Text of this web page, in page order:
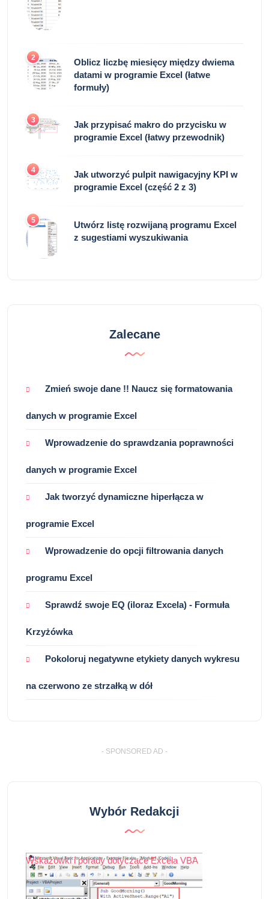
2
Oblicz liczbę miesięcy między dwiema
datami w programie Excel (łatwe
formuły)
3
Jak przypisać makro do przycisku w
programie Excel (łatwy przewodnik)
4
Jak utworzyć pulpit nawigacyjny KPI w
programie Excel (część 2 z 3)
5
Utwórz listę rozwijaną programu Excel
z sugestiami wyszukiwania
Zalecane
Zmień swoje dane !! Naucz się formatowania
danych w programie Excel
Wprowadzenie do sprawdzania poprawności
danych w programie Excel
Jak tworzyć dynamiczne hiperłącza w
programie Excel
Wprowadzenie do opcji filtrowania danych
programu Excel
Sprawdź swoje EQ (iloraz Excela) - Formuła
Krzyżówka
Pokoloruj negatywne etykiety danych wykresu
na czerwono ze strzałką w dół
- SPONSORED AD -
Wybór Redakcji
Wskazówki i porady dotyczące Excela VBA